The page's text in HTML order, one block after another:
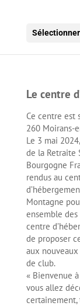
Le centre
Ce centre est
260 Moirans-
Le 3 mai
de la Retraite
Bourgogne
rendus au
Montagne
ensemble
centre
de proposer
aux
de club.
« Bienvenue
vous allez
certainement,